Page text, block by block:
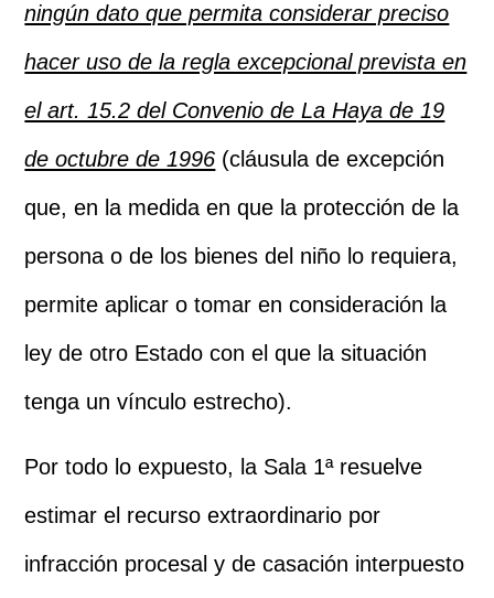
ningún dato que permita considerar preciso
hacer uso de la regla excepcional prevista en
el art. 15.2 del Convenio de La Haya de 19
de octubre de 1996 (cláusula de excepción
que, en la medida en que la protección de la
persona o de los bienes del niño lo requiera,
permite aplicar o tomar en consideración la
ley de otro Estado con el que la situación
tenga un vínculo estrecho).
Por todo lo expuesto, la Sala 1ª resuelve
estimar el recurso extraordinario por
infracción procesal y de casación interpuesto